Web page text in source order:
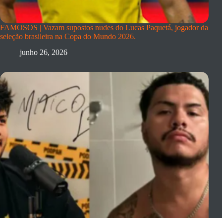
FAMOSOS | Vazam supostos nudes do Lucas Paquetá, jogador da
seleção brasileira na Copa do Mundo 2026.
junho 26, 2026